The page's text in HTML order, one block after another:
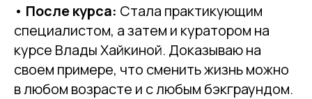
• После курса: Стала практикующим
специалистом, а затем и куратором на
курсе Влады Хайкиной. Доказываю на
своем примере, что сменить жизнь можно
в любом возрасте и с любым бэкграундом.